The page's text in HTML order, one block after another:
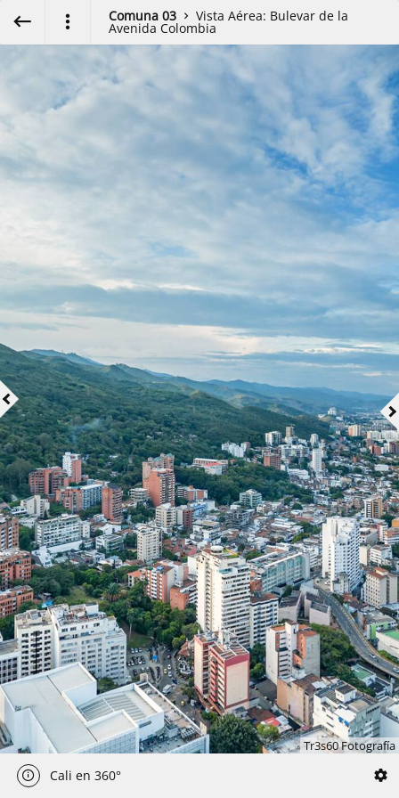
Tr3s60 Fotografía
Cali en 360°
Comuna 03 Vista Aérea: Bulevar de la
Avenida Colombia
Enter VR
Exit VR
VR Setup
and drag around
for walking